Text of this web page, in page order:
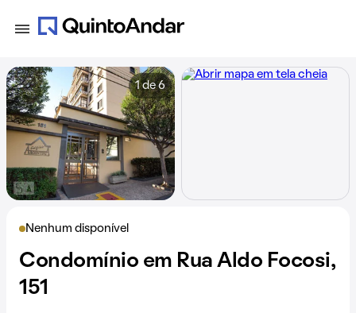
Nenhum disponível
Condomínio em Rua Aldo Focosi,
151
1 de 6